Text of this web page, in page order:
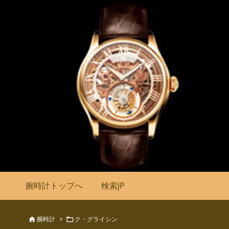
腕時計トップへ 検索JP
 腕時計 > ク・グライシン